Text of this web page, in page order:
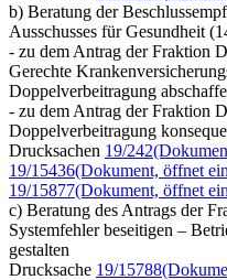
b) Beratung der
Ausschusses für Gesundheit
- zu dem Antrag der Fraktion
Gerechte
Doppelverbeitragung
- zu dem Antrag der Fraktion
Doppelverbeitragung
Drucksachen 19/242
19/15436(Dokument, öffnet
19/15877(Dokument, öffnet
c) Beratung des Antrags der
Systemfehler beseitigen –
gestalten
Drucksache 19/15788